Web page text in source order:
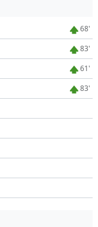
68'
83'
61'
83'